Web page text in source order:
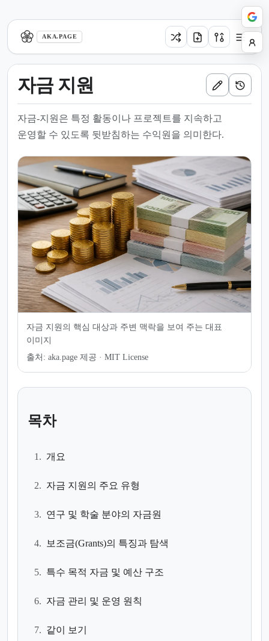
AKA.PAGE
자금 지원
자금-지원은 특정 활동이나 프로젝트를 지속하고
운영할 수 있도록 뒷받침하는 수익원을 의미한다.
자금 지원의 핵심 대상과 주변 맥락을 보여 주는 대표
이미지
출처: aka.page 제공 · MIT License
목차
1. 개요
2. 자금 지원의 주요 유형
3. 연구 및 학술 분야의 자금원
4. 보조금(Grants)의 특징과 탐색
5. 특수 목적 자금 및 예산 구조
6. 자금 관리 및 운영 원칙
7. 같이 보기